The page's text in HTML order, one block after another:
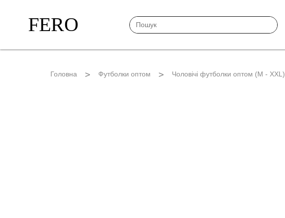
FERO
Головна Футболки оптом Чоловічі футболки оптом (M - XXL)